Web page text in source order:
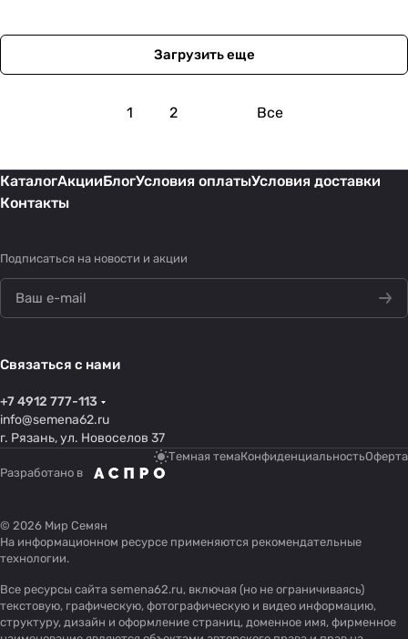
Загрузить еще
1 2 Все
КаталогАкцииБлогУсловия оплатыУсловия доставки
Контакты
Подписаться на новости и акции
Связаться с нами
+7 4912 777-113
info@semena62.ru
г. Рязань, ул. Новоселов 37
Темная темаКонфиденциальностьОферта
Разработано в
© 2026 Мир Семян
На информационном ресурсе применяются рекомендательные
технологии.
Все ресурсы сайта semena62.ru, включая (но не ограничиваясь)
текстовую, графическую, фотографическую и видео информацию,
структуру, дизайн и оформление страниц, доменное имя, фирменное